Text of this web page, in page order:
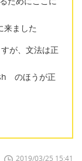
ました
が、文法は正
のほうが正
2019/03/25 15:41